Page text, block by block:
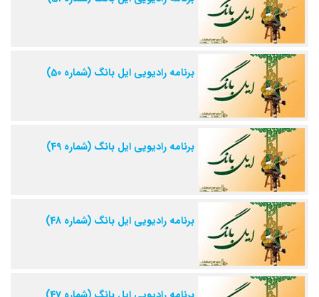
برنامه رادیویی ایل بانگ (شماره 50)
برنامه رادیویی ایل بانگ (شماره 49)
برنامه رادیویی ایل بانگ (شماره 48)